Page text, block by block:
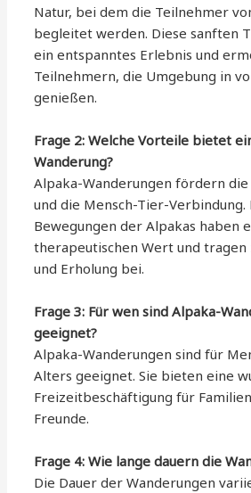
Natur, bei dem die Teilnehmer
begleitet werden. Diese sanften
ein entspanntes Erlebnis und
Teilnehmern, die Umgebung in
genießen.
Frage 2: Welche Vorteile bietet
Wanderung?
Alpaka-Wanderungen fördern die
und die Mensch-Tier-Verbindung.
Bewegungen der Alpakas haben
therapeutischen Wert und tragen
und Erholung bei.
Frage 3: Für wen sind Alpaka-
geeignet?
Alpaka-Wanderungen sind für
Alters geeignet. Sie bieten eine
Freizeitbeschäftigung für
Freunde.
Frage 4: Wie lange dauern die
Die Dauer der Wanderungen